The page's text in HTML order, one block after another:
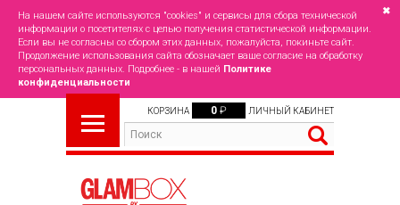
На нашем сайте используются "cookies" и сервисы для сбора технической
информации о посетителях с целью получения статистической информации.
Если вы не согласны со сбором этих данных, пожалуйста, покиньте сайт.
Продолжение использования сайта обозначает ваше согласие на обработку
персональных данных. Подробнее - в нашей Политике
конфиденциальности
✖
КОРЗИНА 0 ₽ ЛИЧНЫЙ КАБИНЕТ